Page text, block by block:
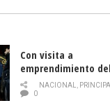
Con visita a
emprendimiento
y llamado al
historia campesina
NACIONAL,
0